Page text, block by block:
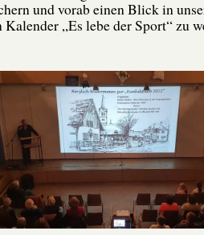
und vorab einen Blick in
„Es lebe der Sport“ zu